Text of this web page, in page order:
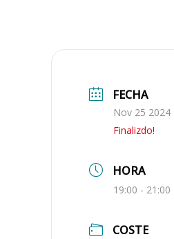
FECHA
Nov 25 2024
Finalizdo!
HORA
19:00 - 21:00
COSTE